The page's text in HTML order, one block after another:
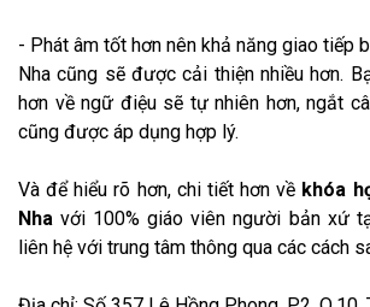
- Phát âm tốt hơn nên khả năng giao tiếp
Nha cũng sẽ được cải thiện nhiều hơn.
hơn về ngữ điệu sẽ tự nhiên hơn, ngắt
cũng được áp dụng hợp lý.
Và để hiểu rõ hơn, chi tiết hơn về khóa
Nha với 100% giáo viên người bản xứ
liên hệ với trung tâm thông qua các cách